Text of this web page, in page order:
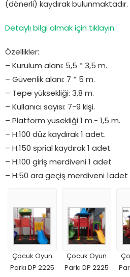
(dönerli) kaydırak bulunmaktadır.
Detaylı bilgi almak için tıklayın.
Özellikler:
– Kurulum alanı: 5,5 * 3,5 m.
– Güvenlik alanı: 7 * 5 m.
– Tepe yüksekliği: 3,8 m.
– Kullanıcı sayısı: 7-9 kişi.
– Platform yüsekliği 1 m.- 1,5 m.
– H:100 düz kaydırak 1 adet.
– H:150 sprial kaydırak 1 adet
– H:100 giriş merdiveni 1 adet
– H:50 ara geçiş merdiveni 1adet
Çocuk Oyun
Parkı DP 2225
Çocuk Oyun
Parkı DP 2225